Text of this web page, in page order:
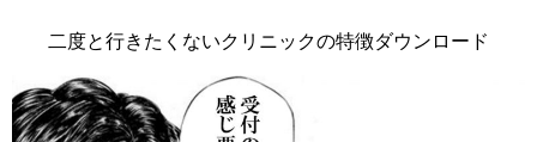
二度と行きたくないクリニックの特徴ダウンロード